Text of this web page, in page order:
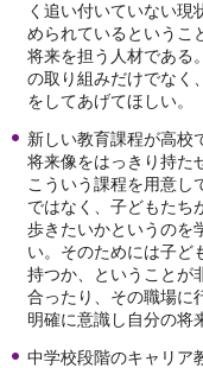
く追い付いていない現
められているというこ
将来を担う人材である
の取り組みだけでなく
をしてあげてほしい。
新しい教育課程が高校
将来像をはっきり持た
こういう課程を用意し
ではなく、子どもたち
歩きたいかというのを
い。そのためには子ど
持つか、ということが
合ったり、その職場に
明確に意識し自分の将
中学校段階のキャリア